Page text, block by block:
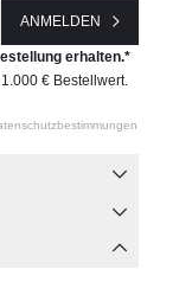
ANMELDEN
erhalten.*
€ Bestellwert.